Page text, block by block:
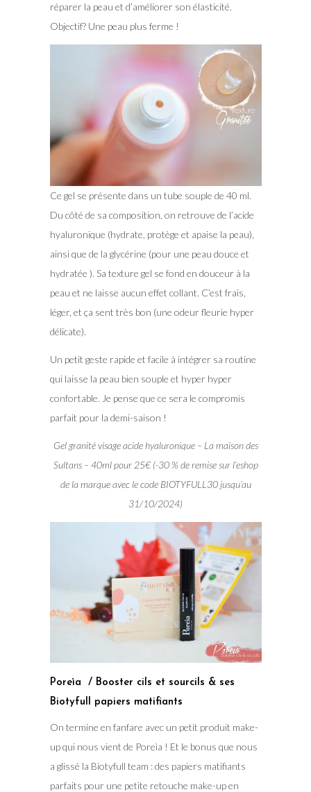
réparer la peau et d’améliorer son élasticité.
Objectif? Une peau plus ferme !
Ce gel se présente dans un tube souple de 40 ml.
Du côté de sa composition, on retrouve de l’acide
hyaluronique (hydrate, protège et apaise la peau),
ainsi que de la glycérine (pour une peau douce et
hydratée ). Sa texture gel se fond en douceur à la
peau et ne laisse aucun effet collant. C’est frais,
léger, et ça sent très bon (une odeur fleurie hyper
délicate).
Un petit geste rapide et facile à intégrer sa routine
qui laisse la peau bien souple et hyper hyper
confortable. Je pense que ce sera le compromis
parfait pour la demi-saison !
Gel granité visage acide hyaluronique – La maison des
Sultans – 40ml pour 25€ (-30 % de remise sur l’eshop
de la marque avec le code BIOTYFULL30 jusqu’au
31/10/2024)
Poreìa / Booster cils et sourcils & ses
Biotyfull papiers matifiants
On termine en fanfare avec un petit produit make-
up qui nous vient de Poreìa ! Et le bonus que nous
a glissé la Biotyfull team : des papiers matifiants
parfaits pour une petite retouche make-up en